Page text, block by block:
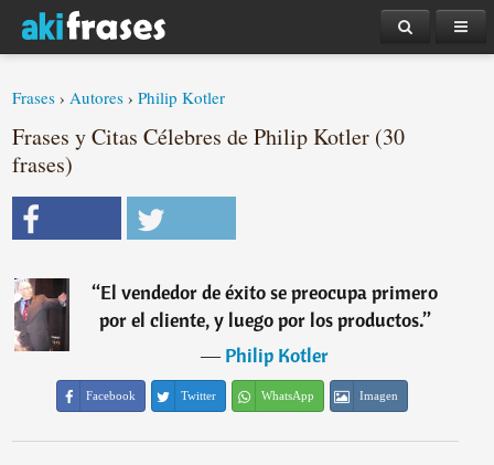
Frases ›Autores ›Philip Kotler
Frases y Citas Célebres de Philip Kotler (30
frases)
“El vendedor de éxito se preocupa primero
por el cliente, y luego por los productos.”
―Philip Kotler
Facebook Twitter WhatsApp Imagen